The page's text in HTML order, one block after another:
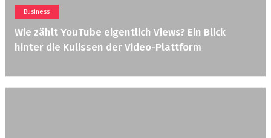
Business
Wie zählt YouTube eigentlich Views? Ein Blick
hinter die Kulissen der Video-Plattform